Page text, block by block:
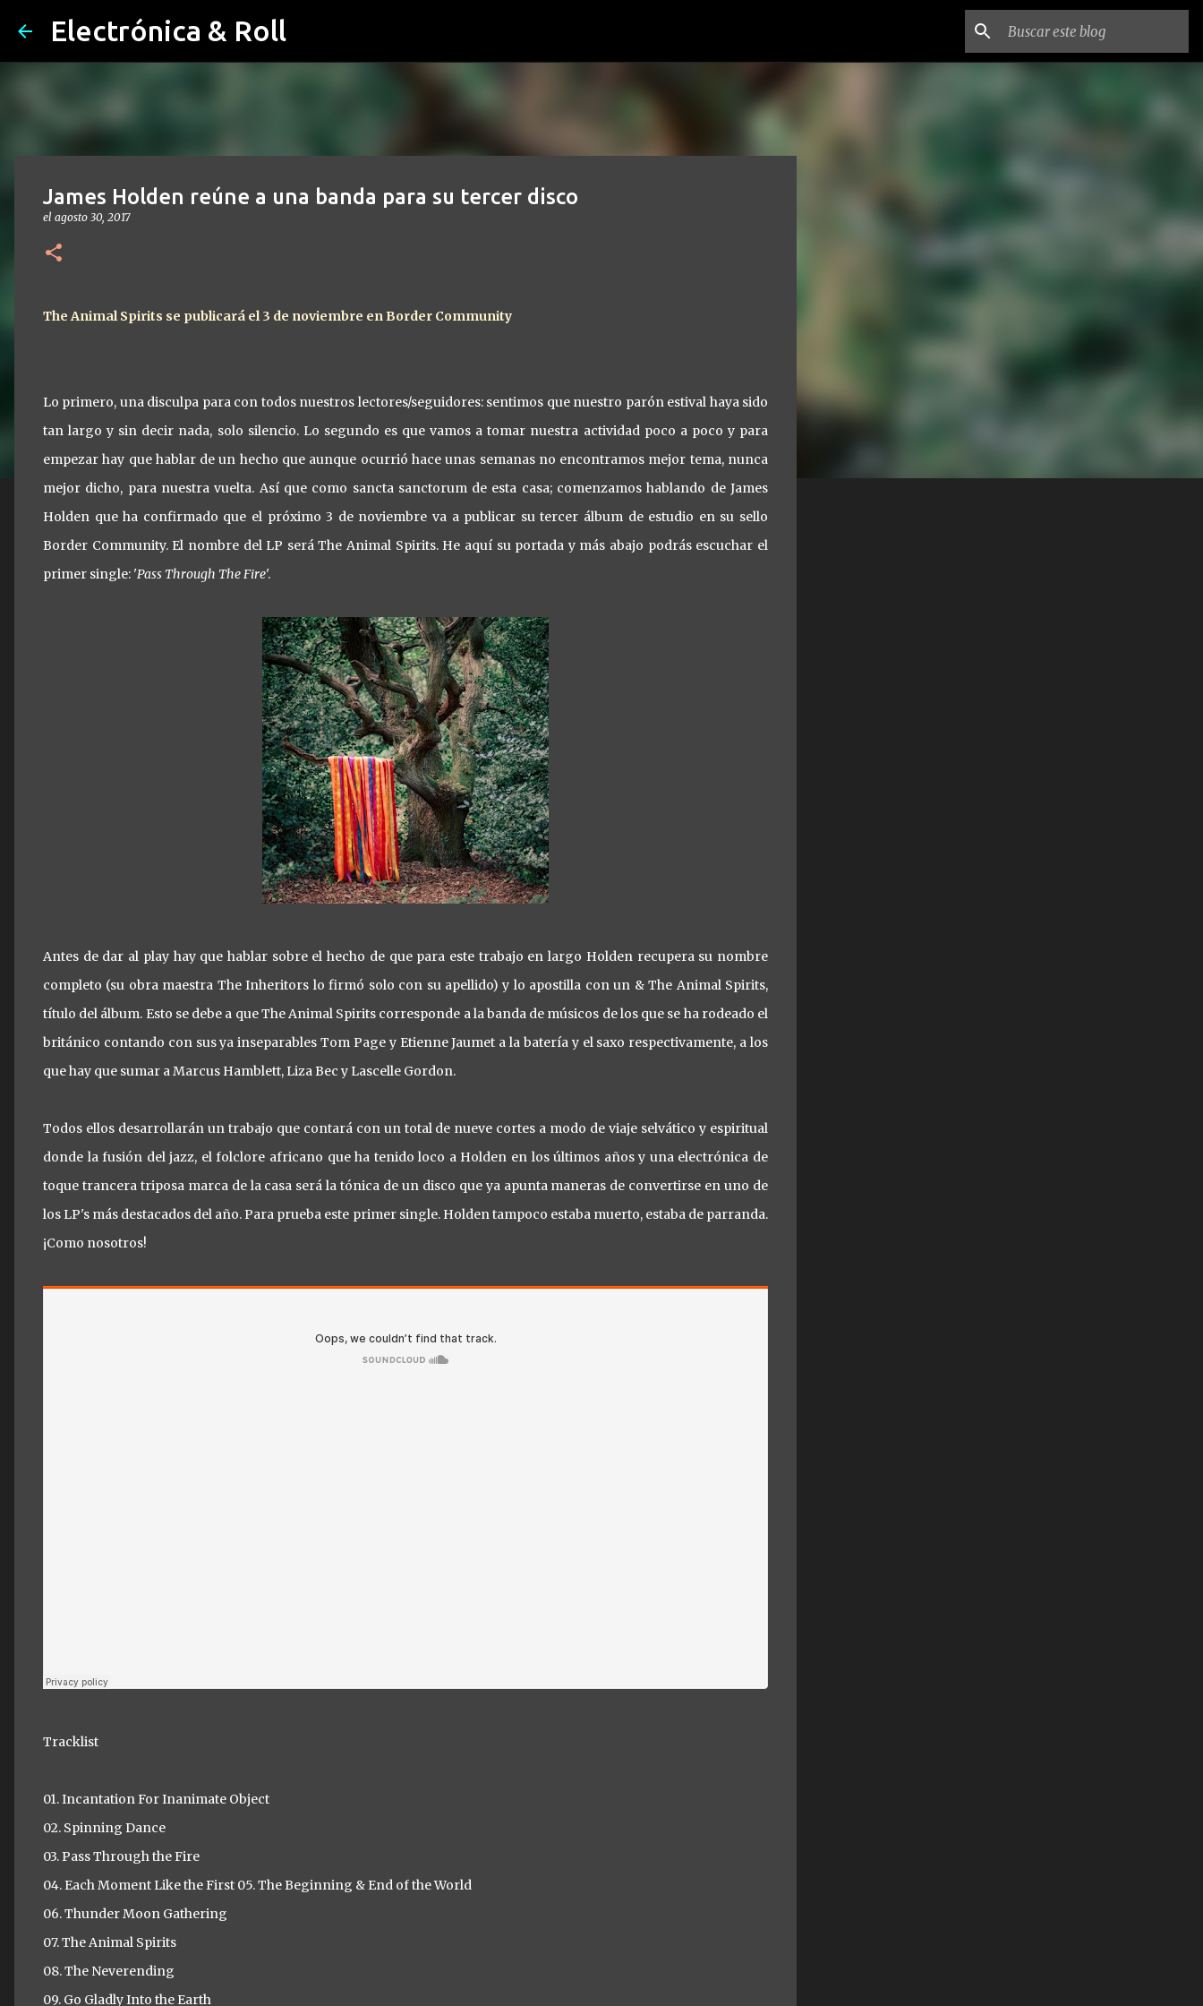
Electrónica & Roll
James Holden reúne a una banda para su tercer disco
el agosto 30, 2017
The Animal Spirits se publicará el 3 de noviembre en Border Community
Lo primero, una disculpa para con todos nuestros lectores/seguidores: sentimos que nuestro parón estival haya sido
tan largo y sin decir nada, solo silencio. Lo segundo es que vamos a tomar nuestra actividad poco a poco y para
empezar hay que hablar de un hecho que aunque ocurrió hace unas semanas no encontramos mejor tema, nunca
mejor dicho, para nuestra vuelta. Así que como sancta sanctorum de esta casa; comenzamos hablando de James
Holden que ha confirmado que el próximo 3 de noviembre va a publicar su tercer álbum de estudio en su sello
Border Community. El nombre del LP será The Animal Spirits. He aquí su portada y más abajo podrás escuchar el
primer single: 'Pass Through The Fire'.
Antes de dar al play hay que hablar sobre el hecho de que para este trabajo en largo Holden recupera su nombre
completo (su obra maestra The Inheritors lo firmó solo con su apellido) y lo apostilla con un & The Animal Spirits,
título del álbum. Esto se debe a que The Animal Spirits corresponde a la banda de músicos de los que se ha rodeado el
británico contando con sus ya inseparables Tom Page y Etienne Jaumet a la batería y el saxo respectivamente, a los
que hay que sumar a Marcus Hamblett, Liza Bec y Lascelle Gordon.
Todos ellos desarrollarán un trabajo que contará con un total de nueve cortes a modo de viaje selvático y espiritual
donde la fusión del jazz, el folclore africano que ha tenido loco a Holden en los últimos años y una electrónica de
toque trancera triposa marca de la casa será la tónica de un disco que ya apunta maneras de convertirse en uno de
los LP's más destacados del año. Para prueba este primer single. Holden tampoco estaba muerto, estaba de parranda.
¡Como nosotros!
Tracklist
01. Incantation For Inanimate Object
02. Spinning Dance
03. Pass Through the Fire
04. Each Moment Like the First 05. The Beginning & End of the World
06. Thunder Moon Gathering
07. The Animal Spirits
08. The Neverending
09. Go Gladly Into the Earth